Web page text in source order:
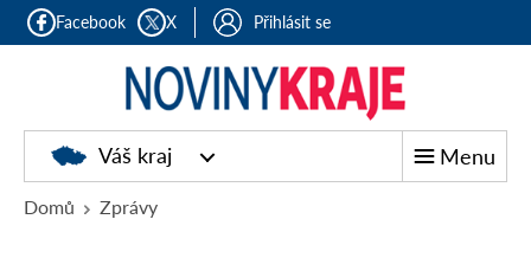
Facebook X Přihlásit se
Noviny
kraje
Váš kraj Menu
Domů Zprávy